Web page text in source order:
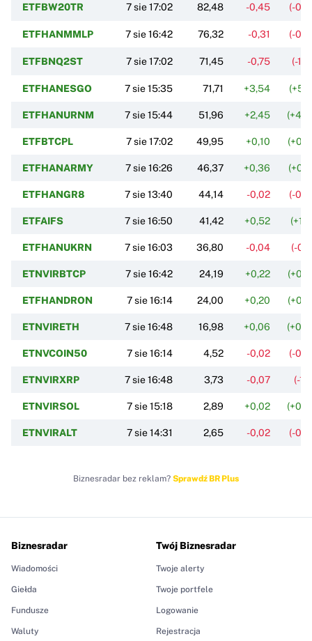
ETFBW20TR 7 sie 17:02 82,48 -0,45 (-
ETFHANMMLP 7 sie 16:42 76,32 -0,31 (-
ETFBNQ2ST 7 sie 17:02 71,45 -0,75 (-
ETFHANESGO 7 sie 15:35 71,71 +3,54
ETFHANURNM 7 sie 15:44 51,96 +2,45
ETFBTCPL 7 sie 17:02 49,95 +0,10
ETFHANARMY 7 sie 16:26 46,37 +0,36
ETFHANGR8 7 sie 13:40 44,14 -0,02 (-
ETFAIFS 7 sie 16:50 41,42 +0,52
ETFHANUKRN 7 sie 16:03 36,80 -0,04 (-
ETNVIRBTCP 7 sie 16:42 24,19 +0,22
ETFHANDRON 7 sie 16:14 24,00 +0,20
ETNVIRETH 7 sie 16:48 16,98 +0,06
ETNVCOIN50 7 sie 16:14 4,52 -0,02 (-
ETNVIRXRP 7 sie 16:48 3,73 -0,07 (-
ETNVIRSOL 7 sie 15:18 2,89 +0,02
ETNVIRALT 7 sie 14:31 2,65 -0,02 (-
Biznesradar bez reklam? Sprawdź BR Plus
Biznesradar
Wiadomości
Giełda
Fundusze
Waluty
Twój Biznesradar
Twoje alerty
Twoje portfele
Logowanie
Rejestracja